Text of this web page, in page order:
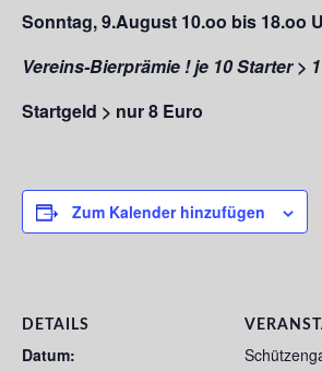
Sonntag, 9.August 10.oo bis 18.oo
Vereins-Bierprämie ! je 10 Starter >
Startgeld > nur 8 Euro
Zum Kalender hinzufügen
DETAILS
Datum: